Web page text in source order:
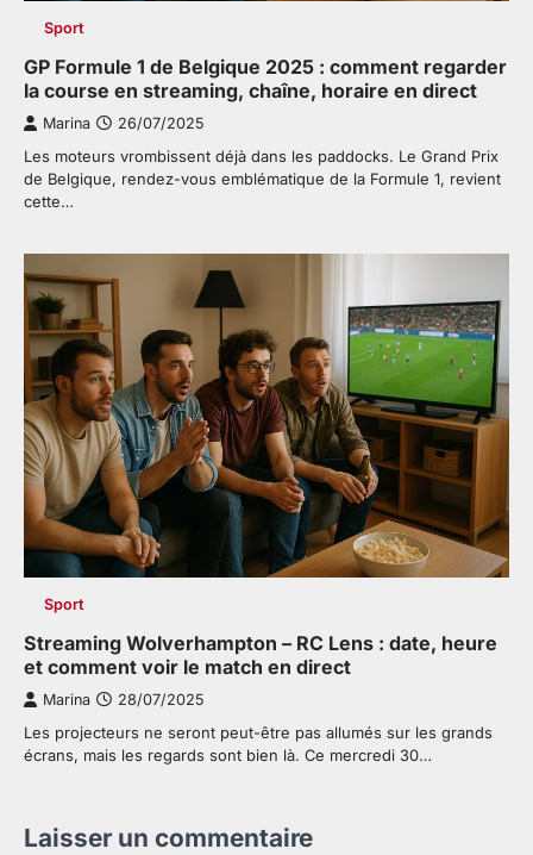
Sport
GP Formule 1 de Belgique 2025 : comment regarder
la course en streaming, chaîne, horaire en direct
Marina 26/07/2025
Les moteurs vrombissent déjà dans les paddocks. Le Grand Prix
de Belgique, rendez-vous emblématique de la Formule 1, revient
cette…
Sport
Streaming Wolverhampton – RC Lens : date, heure
et comment voir le match en direct
Marina 28/07/2025
Les projecteurs ne seront peut-être pas allumés sur les grands
écrans, mais les regards sont bien là. Ce mercredi 30…
Laisser un commentaire